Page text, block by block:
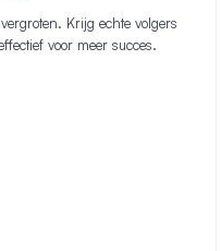
Krijg echte volgers
voor meer succes.